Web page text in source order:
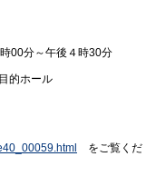
分～午後４時30分
ホール
をご覧くだ